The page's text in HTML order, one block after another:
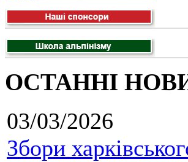
ОСТАННІ
03/03/2026
Збори